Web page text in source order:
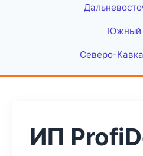
Южный
Северо-
ИП